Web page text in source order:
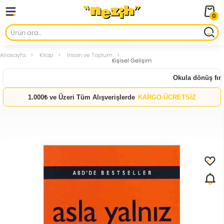
0
Anasayfa Kitap İnsan ve Toplum
Kişisel Gelişim
Okula dönüş
1.000₺ ve Üzeri Tüm Alışverişlerde KARGO ÜCRETSİZ